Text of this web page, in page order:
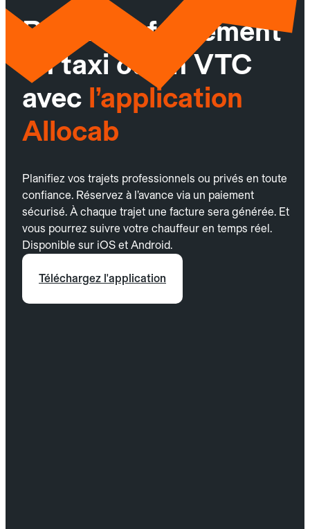
Réservez facilement
un taxi ou un VTC
avec l’application
Allocab
Planifiez vos trajets professionnels ou privés en toute
confiance. Réservez à l’avance via un paiement
sécurisé. À chaque trajet une facture sera générée. Et
vous pourrez suivre votre chauffeur en temps réel.
Disponible sur iOS et Android.
Téléchargez l'application